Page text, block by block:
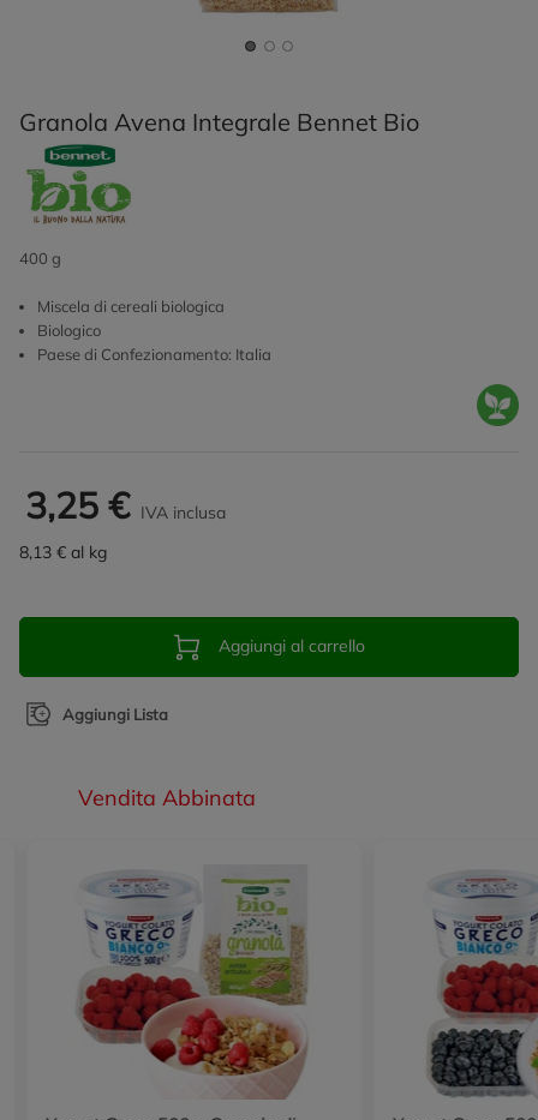
Granola Avena Integrale Bennet Bio
400 g
Miscela di cereali biologica
Biologico
Paese di Confezionamento: Italia
3,25 € IVA inclusa
8,13 € al kg
Aggiungi al carrello
Aggiungi Lista
Vendita Abbinata